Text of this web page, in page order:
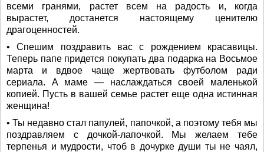
всеми гранями, растет всем на радость и, когда
вырастет, достанется настоящему ценителю
драгоценностей.
• Спешим поздравить вас с рождением красавицы.
Теперь папе придется покупать два подарка на Восьмое
марта и вдвое чаще жертвовать футболом ради
сериала. А маме — наслаждаться своей маленькой
копией. Пусть в вашей семье растет еще одна истинная
женщина!
• Ты недавно стал папулей, папочкой, а поэтому тебя мы
поздравляем с дочкой-лапочкой. Мы желаем тебе
терпенья и мудрости, чтоб в дочурке души ты не чаял,